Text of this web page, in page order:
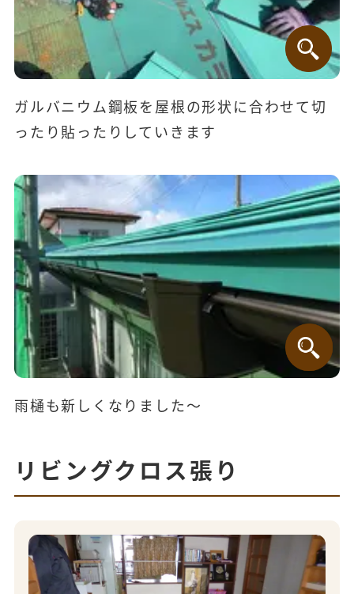
ガルバニウム鋼板を屋根の形状に合わせて切
ったり貼ったりしていきます
雨樋も新しくなりました～
リビングクロス張り